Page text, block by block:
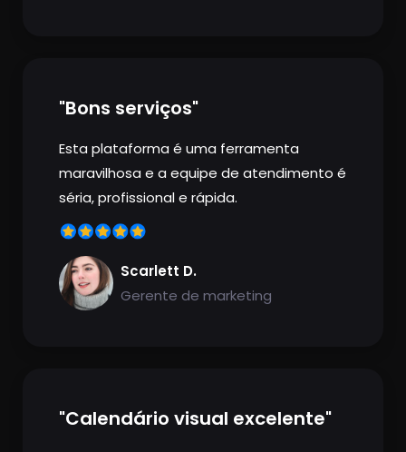
"Bons serviços"
Esta plataforma é uma ferramenta
maravilhosa e a equipe de atendimento é
séria, profissional e rápida.
Scarlett D.
Gerente de marketing
"Calendário visual excelente"